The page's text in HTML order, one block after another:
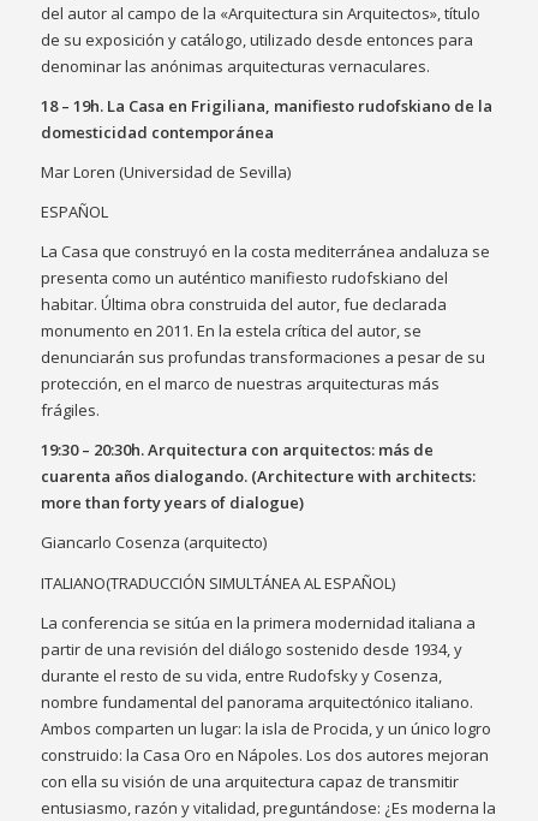
del autor al campo de la «Arquitectura sin Arquitectos», título
de su exposición y catálogo, utilizado desde entonces para
denominar las anónimas arquitecturas vernaculares.
18 – 19h. La Casa en Frigiliana, manifiesto rudofskiano de la
domesticidad contemporánea
Mar Loren (Universidad de Sevilla)
ESPAÑOL
La Casa que construyó en la costa mediterránea andaluza se
presenta como un auténtico manifiesto rudofskiano del
habitar. Última obra construida del autor, fue declarada
monumento en 2011. En la estela crítica del autor, se
denunciarán sus profundas transformaciones a pesar de su
protección, en el marco de nuestras arquitecturas más
frágiles.
19:30 – 20:30h. Arquitectura con arquitectos: más de
cuarenta años dialogando. (Architecture with architects:
more than forty years of dialogue)
Giancarlo Cosenza (arquitecto)
ITALIANO(TRADUCCIÓN SIMULTÁNEA AL ESPAÑOL)
La conferencia se sitúa en la primera modernidad italiana a
partir de una revisión del diálogo sostenido desde 1934, y
durante el resto de su vida, entre Rudofsky y Cosenza,
nombre fundamental del panorama arquitectónico italiano.
Ambos comparten un lugar: la isla de Procida, y un único logro
construido: la Casa Oro en Nápoles. Los dos autores mejoran
con ella su visión de una arquitectura capaz de transmitir
entusiasmo, razón y vitalidad, preguntándose: ¿Es moderna la